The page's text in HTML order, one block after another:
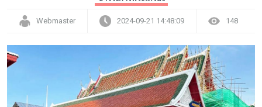
Webmaster 2024-09-21 14:48:09 148